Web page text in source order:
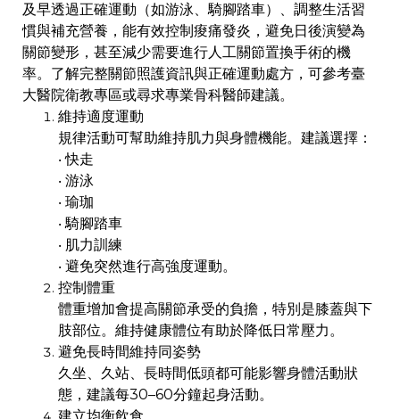
及早透過正確運動（如游泳、騎腳踏車）、調整生活習
慣與補充營養，能有效控制痠痛發炎，避免日後演變為
關節變形，甚至減少需要進行人工關節置換手術的機
率。了解完整關節照護資訊與正確運動處方，可參考臺
大醫院衛教專區或尋求專業骨科醫師建議。
維持適度運動
規律活動可幫助維持肌力與身體機能。建議選擇：
‧ 快走
‧ 游泳
‧ 瑜珈
‧ 騎腳踏車
‧ 肌力訓練
‧ 避免突然進行高強度運動。
控制體重
體重增加會提高關節承受的負擔，特別是膝蓋與下
肢部位。維持健康體位有助於降低日常壓力。
避免長時間維持同姿勢
久坐、久站、長時間低頭都可能影響身體活動狀
態，建議每30–60分鐘起身活動。